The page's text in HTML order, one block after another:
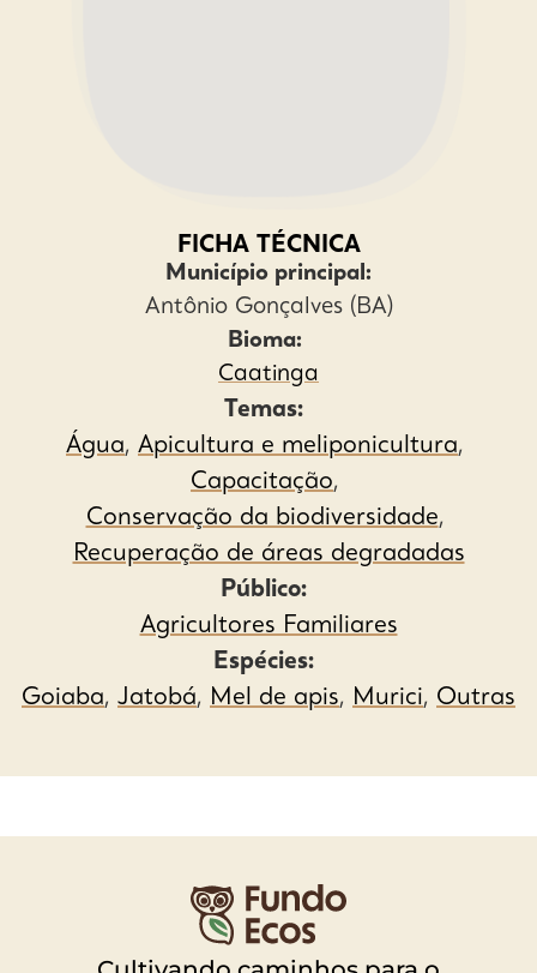
FICHA TÉCNICA
Município principal:
Antônio Gonçalves (BA)
Bioma:
Caatinga
Temas:
Água, Apicultura e meliponicultura,
Capacitação,
Conservação da biodiversidade,
Recuperação de áreas degradadas
Público:
Agricultores Familiares
Espécies:
Goiaba, Jatobá, Mel de apis, Murici, Outras